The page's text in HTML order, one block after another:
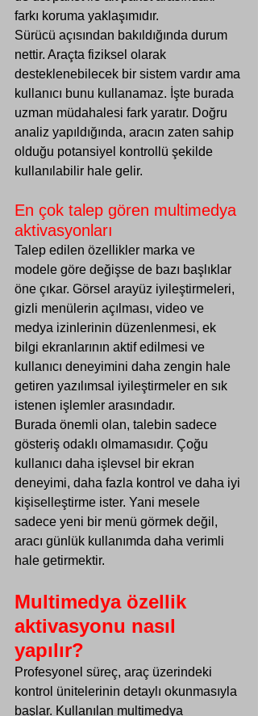
farkı koruma yaklaşımıdır.
Sürücü açısından bakıldığında durum
nettir. Araçta fiziksel olarak
desteklenebilecek bir sistem vardır ama
kullanıcı bunu kullanamaz. İşte burada
uzman müdahalesi fark yaratır. Doğru
analiz yapıldığında, aracın zaten sahip
olduğu potansiyel kontrollü şekilde
kullanılabilir hale gelir.
En çok talep gören multimedya
aktivasyonları
Talep edilen özellikler marka ve
modele göre değişse de bazı başlıklar
öne çıkar. Görsel arayüz iyileştirmeleri,
gizli menülerin açılması, video ve
medya izinlerinin düzenlenmesi, ek
bilgi ekranlarının aktif edilmesi ve
kullanıcı deneyimini daha zengin hale
getiren yazılımsal iyileştirmeler en sık
istenen işlemler arasındadır.
Burada önemli olan, talebin sadece
gösteriş odaklı olmamasıdır. Çoğu
kullanıcı daha işlevsel bir ekran
deneyimi, daha fazla kontrol ve daha iyi
kişiselleştirme ister. Yani mesele
sadece yeni bir menü görmek değil,
aracı günlük kullanımda daha verimli
hale getirmektir.
Multimedya özellik
aktivasyonu nasıl
yapılır?
Profesyonel süreç, araç üzerindeki
kontrol ünitelerinin detaylı okunmasıyla
başlar. Kullanılan multimedya